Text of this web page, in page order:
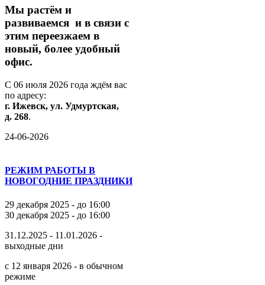
Мы растём и
развиваемся и в связи с
этим переезжаем в
новый, более удобный
офис.
С 06 июля 2026 года ждём вас
по адресу:
г. Ижевск, ул. Удмуртская,
д. 268.
24-06-2026
РЕЖИМ РАБОТЫ В
НОВОГОДНИЕ ПРАЗДНИКИ
29 декабря 2025 - до 16:00
30 декабря 2025 - до 16:00
31.12.2025 - 11.01.2026 -
выходные дни
с 12 января 2026 - в обычном
режиме